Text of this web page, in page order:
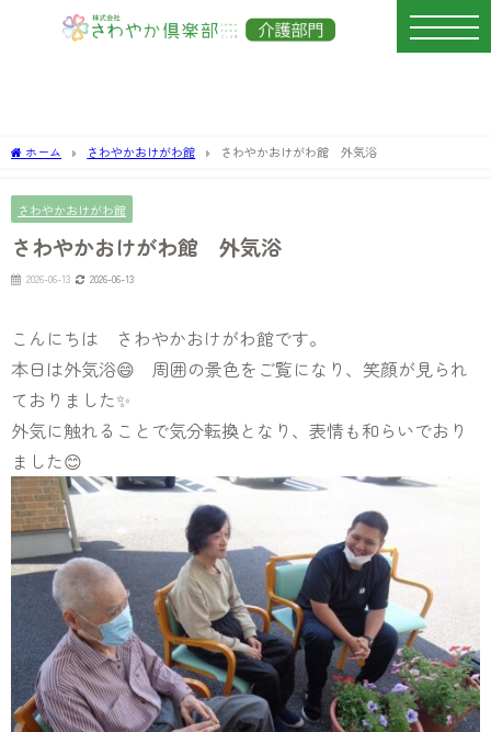
ホーム さわやかおけがわ館 さわやかおけがわ館 外気浴
さわやかおけがわ館
さわやかおけがわ館 外気浴
2026-06-13 2026-06-13
こんにちは さわやかおけがわ館です。
本日は外気浴😄 周囲の景色をご覧になり、笑顔が見られ
ておりました✨
外気に触れることで気分転換となり、表情も和らいでおり
ました😊